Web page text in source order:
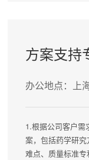
方案支持
办公地点：上
1.根据公司客户需
案，包括药学研
难点、质量标准